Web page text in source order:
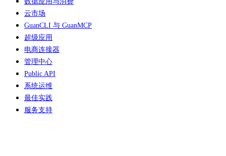
云市场
GuanCLI 与 GuanMCP
超级应用
电商连接器
管理中心
Public API
系统运维
最佳实践
服务支持